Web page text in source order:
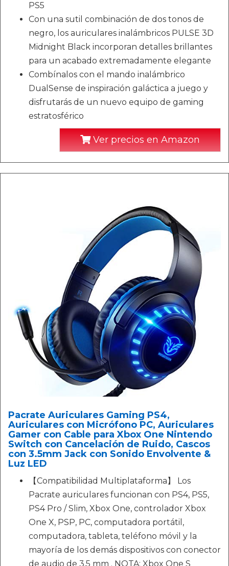
PS5
Con una sutil combinación de dos tonos de
negro, los auriculares inalámbricos PULSE 3D
Midnight Black incorporan detalles brillantes
para un acabado extremadamente elegante
Combínalos con el mando inalámbrico
DualSense de inspiración galáctica a juego y
disfrutarás de un nuevo equipo de gaming
estratosférico
Ver precios en Amazon
Pacrate Auriculares Gaming PS4,
Auriculares con Micrófono PC, Auriculares
Gamer con Cable para Xbox One Nintendo
Switch con Cancelación de Ruido, Cascos
con 3.5mm Jack con Sonido Envolvente &
Luz LED
【Compatibilidad Multiplataforma】 Los
Pacrate auriculares funcionan con PS4, PS5,
PS4 Pro / Slim, Xbox One, controlador Xbox
One X, PSP, PC, computadora portátil,
computadora, tableta, teléfono móvil y la
mayoría de los demás dispositivos con conector
de audio de 3,5 mm . NOTA: Xbox One S